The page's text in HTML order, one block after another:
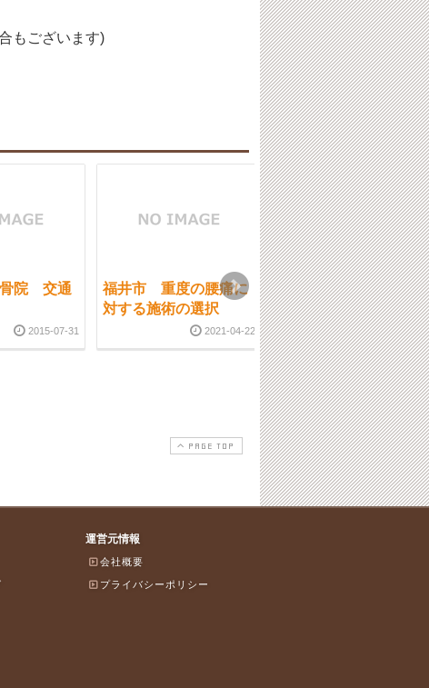
もございます)
院 交通
2015-07-31
福井市 重度の腰痛に
対する施術の選択
2021-04-22
福井市 体の疲労が極
限を超えて、急性の腰
痛を発症するというケ
ースが続発していま
す。
2016-12-
PAGE TOP
運営元情報
会社概要
プライバシーポリシー